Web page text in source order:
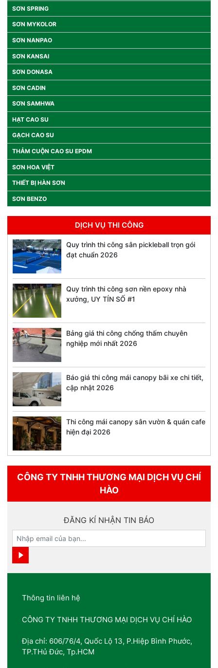
SƠN SPRING
SƠN MYKOLOR
SƠN NANPAO
SƠN KANSAI
SƠN DONASA
SƠN CADIN
SƠN SAMHWA
HẠT CAO SU
GẠCH CAO SU
THẢM CUỘN CAO SU EPDM
SƠN HOA VIỆT
THIẾT BỊ HÀN SƠN
SƠN BENZO
DỊCH VỤ THI CÔNG
Quy trình thi công sân pickleball trọn gói
đạt chuẩn 2026
Quy trình thi công sơn nền epoxy nhà
xưởng, UY TÍN SỐ #1
Bảng giá thi công chống thấm chuyên
nghiệp mới nhất 2026
Báo giá thi công mái canopy bãi xe chi tiết,
cập nhật 2026
Thi công mái canopy sân vườn & quán cafe
hiện đại 2026
CÔNG TY TNHH THƯƠNG MẠI DỊCH VỤ CHÍ
HÀO
ĐĂNG KÍ NHẬN TIN BÁO
Thông tin liên hệ
CÔNG TY TNHH THƯƠNG MẠI DỊCH VỤ CHÍ HÀO
Địa chỉ: 606/76/4, Quốc Lộ 13, P.Hiệp Bình Phước,
TP.THủ Đức, Tp.HCM